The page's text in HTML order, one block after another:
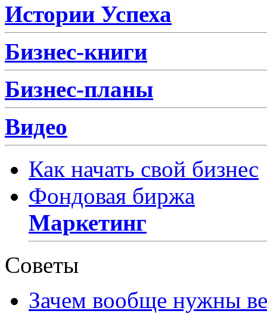
Истории Успеха
Бизнес-книги
Бизнес-планы
Видео
Как начать свой бизнес
Фондовая биржа
Маркетинг
Советы
Зачем вообще нужны